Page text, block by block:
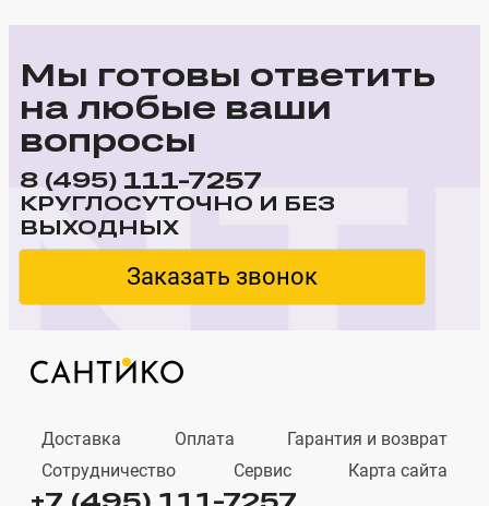
Мы готовы ответить
на любые ваши
вопросы
8 (495) 111-7257
КРУГЛОСУТОЧНО И БЕЗ
ВЫХОДНЫХ
Заказать звонок
Доставка Оплата
Гарантия и возврат
Сотрудничество
Сервис Карта сайта
+7 (495) 111-7257